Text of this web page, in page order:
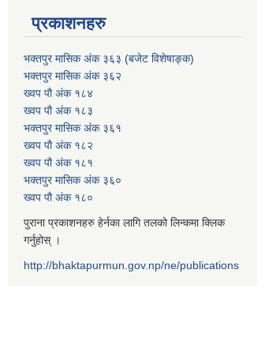
प्रकाशनहरु
भक्तपुर मासिक अंक ३६३ (बजेट विशेषाङ्क)
भक्तपुर मासिक अंक ३६२
ख्वप पौ अंक १८४
ख्वप पौ अंक १८३
भक्तपुर मासिक अंक ३६१
ख्वप पौ अंक १८२
ख्वप पौ अंक १८१
भक्तपुर मासिक अंक ३६०
ख्वप पौ अंक १८०
पुराना प्रकाशनहरु हेर्नका लागि तलको लिन्कमा क्लिक
गर्नुहोस् ।
http://bhaktapurmun.gov.np/ne/publications